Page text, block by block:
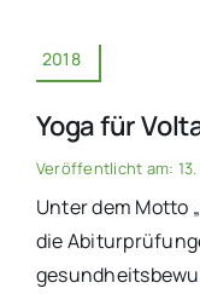
2018
Yoga für
Veröffentlicht am: 13.
Unter dem Motto
die